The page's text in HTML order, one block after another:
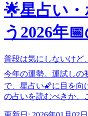
🌟星占い
う2026年
普段は気にしないけど
今年の運勢。運試し
で、星占い🌠に目を
の占いを読むべきか、